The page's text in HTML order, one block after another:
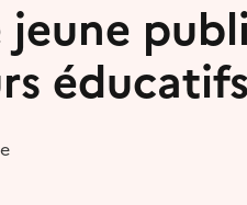
éducatifs